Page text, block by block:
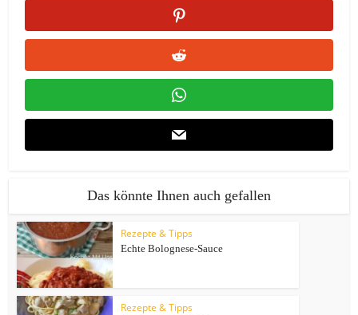
Das könnte Ihnen auch gefallen
Rezepte & Tipps
Echte Bolognese-Sauce
Rezepte & Tipps